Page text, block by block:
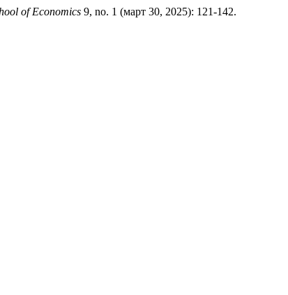
of Economics 9, no. 1 (март 30, 2025): 121-142.